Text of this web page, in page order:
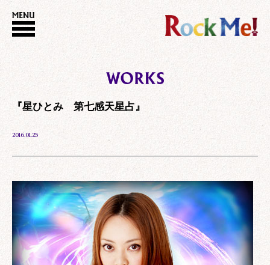
『星ひとみ 第七感天星占』
2016.01.25